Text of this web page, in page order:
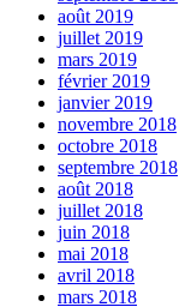
août 2019
juillet 2019
mars 2019
février 2019
janvier 2019
novembre 2018
octobre 2018
septembre 2018
août 2018
juillet 2018
juin 2018
mai 2018
avril 2018
mars 2018